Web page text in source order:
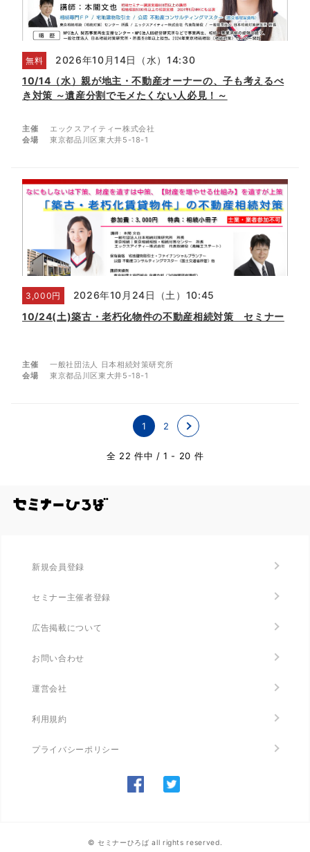
無料
2026年10月14日（水）14:30
10/14（水）親が地主・不動産オーナーの、子も考えるべ
き対策 ～遺産分割でモメたくない人必見！～
主催
エックスアイティー株式会社
会場
東京都品川区東大井5-18-1
3,000円
2026年10月24日（土）10:45
10/24(土)築古・老朽化物件の不動産相続対策 セミナー
主催
一般社団法人 日本相続対策研究所
会場
東京都品川区東大井5-18-1
1 2
全 22 件中 /1 - 20 件
新規会員登録
セミナー主催者登録
広告掲載について
お問い合わせ
運営会社
利用規約
プライバシーポリシー
© セミナーひろば all rights reserved.